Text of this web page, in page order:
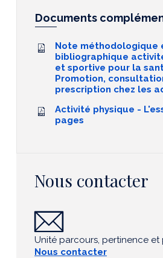
Documents
Note méthodologique
bibliographique
et sportive pour la
Promotion,
prescription chez les
Activité physique -
pages
Nous contacter
Unité parcours, pertinence
Nous contacter